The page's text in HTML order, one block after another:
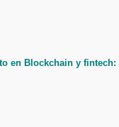
en Blockchain y